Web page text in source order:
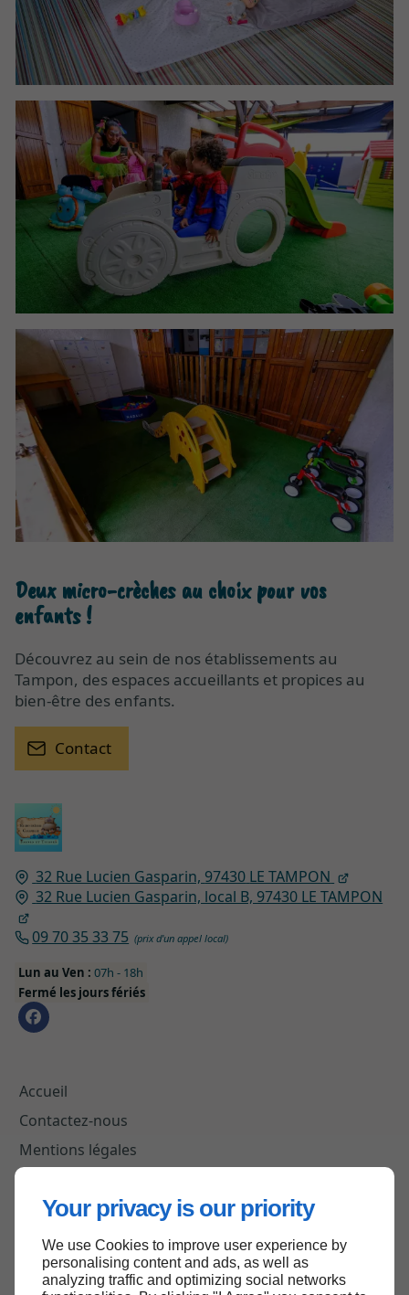
Your privacy is our priority
We use Cookies to improve user experience by
personalising content and ads, as well as
analyzing traffic and optimizing social networks
32 Rue Lucien Gasparin, 97430 LE TAMPON
32 Rue Lucien Gasparin, local B, 97430 LE TAMPON
09 70 35 33 75
Lun au Ven :07h - 18h
Fermé les jours fériés
Accueil
Contactez-nous
Mentions légales
Deux micro-crèchesau choix pour vos
enfants !
Découvrez au sein de nos établissements au
Tampon, des espaces accueillants et propices au
bien-être des enfants.
Contact
Haut de page